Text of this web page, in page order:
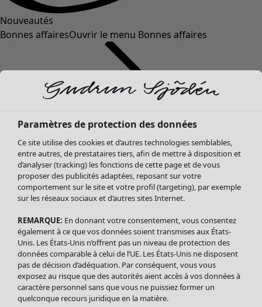
Nouveautés
Bonnes affairesOuvrir le menu Bonnes affaires
Soldes Vêtements
Tous les vêtements
Robes
Tuniques
Blouses
Tops
Gilets
Pantalon
Jupes
Paramètres de protection des données
Ce site utilise des cookies et d’autres technologies semblables,
entre autres, de prestataires tiers, afin de mettre à disposition et
d’analyser (tracking) les fonctions de cette page et de vous
proposer des publicités adaptées, reposant sur votre
comportement sur le site et votre profil (targeting), par exemple
sur les réseaux sociaux et d’autres sites Internet.
REMARQUE: En donnant votre consentement, vous consentez
également à ce que vos données soient transmises aux États-
Unis. Les États-Unis n’offrent pas un niveau de protection des
données comparable à celui de l’UE. Les États-Unis ne disposent
pas de décision d’adéquation. Par conséquent, vous vous
exposez au risque que des autorités aient accès à vos données à
caractère personnel sans que vous ne puissiez former un
quelconque recours juridique en la matière.